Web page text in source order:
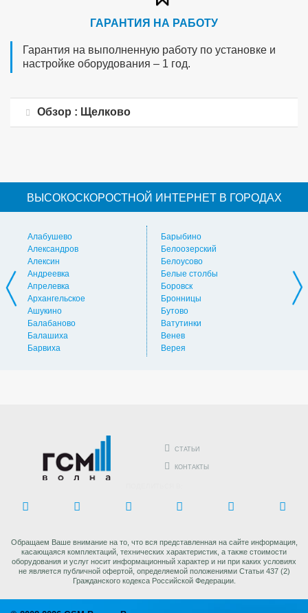
ГАРАНТИЯ НА РАБОТУ
Гарантия на выполненную работу по установке и
настройке оборудования – 1 год.
Обзор : Щелково
ВЫСОКОСКОРОСТНОЙ ИНТЕРНЕТ В ГОРОДАХ
Алабушево
Александров
Алексин
Андреевка
Апрелевка
Архангельское
Ашукино
Балабаново
Балашиха
Барвиха
Барыбино
Белоозерский
Белоусово
Белые столбы
Боровск
Бронницы
Бутово
Ватутинки
Венев
Верея
СТАТЬИ
КОНТАКТЫ
Обращаем Ваше внимание на то, что вся представленная на сайте информация,
касающаяся комплектаций, технических характеристик, а также стоимости
оборудования и услуг носит информационный характер и ни при каких условиях
не является публичной офертой, определяемой положениями Статьи 437 (2)
Гражданского кодекса Российской Федерации.